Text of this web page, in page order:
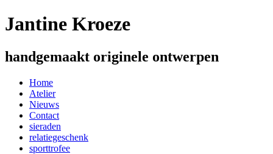
Jantine Kroeze
handgemaakt originele ontwerpen
Home
Atelier
Nieuws
Contact
sieraden
relatiegeschenk
sporttrofee